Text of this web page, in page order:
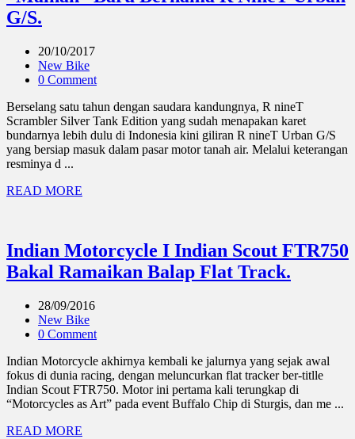
G/S.
20/10/2017
New Bike
0 Comment
Berselang satu tahun dengan saudara kandungnya, R nineT
Scrambler Silver Tank Edition yang sudah menapakan karet
bundarnya lebih dulu di Indonesia kini giliran R nineT Urban G/S
yang bersiap masuk dalam pasar motor tanah air. Melalui keterangan
resminya d ...
READ MORE
Indian Motorcycle I Indian Scout FTR750
Bakal Ramaikan Balap Flat Track.
28/09/2016
New Bike
0 Comment
Indian Motorcycle akhirnya kembali ke jalurnya yang sejak awal
fokus di dunia racing, dengan meluncurkan flat tracker ber-titlle
Indian Scout FTR750. Motor ini pertama kali terungkap di
“Motorcycles as Art” pada event Buffalo Chip di Sturgis, dan me ...
READ MORE